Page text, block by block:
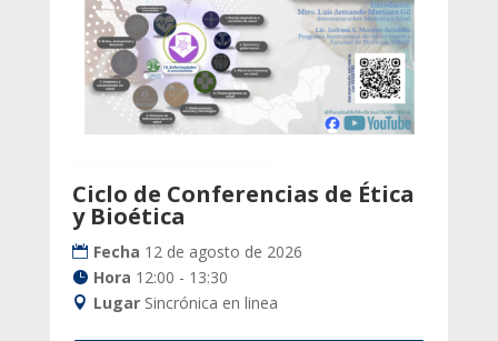
Ciclo de Conferencias de Ética
y Bioética
Fecha 12 de agosto de 2026
Hora 12:00 - 13:30
Lugar Sincrónica en linea